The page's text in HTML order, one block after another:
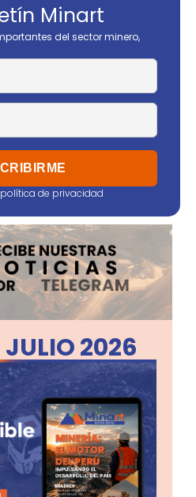
Minart
del sector minero,
de privacidad
JULIO 2026